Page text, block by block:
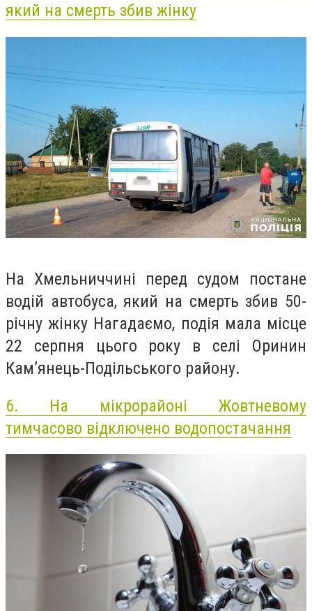
який на смерть збив жінку
На Хмельниччині перед судом постане
водій автобуса, який на смерть збив 50-
річну жінку Нагадаємо, подія мала місце
22 серпня цього року в селі Оринин
Кам’янець-Подільського району.
6. На мікрорайоні Жовтневому
тимчасово відключено водопостачання